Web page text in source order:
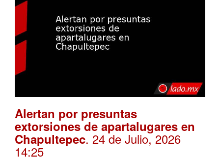
Alertan por presuntas
extorsiones de apartalugares en
Chapultepec. 24 de Julio, 2026
14:25